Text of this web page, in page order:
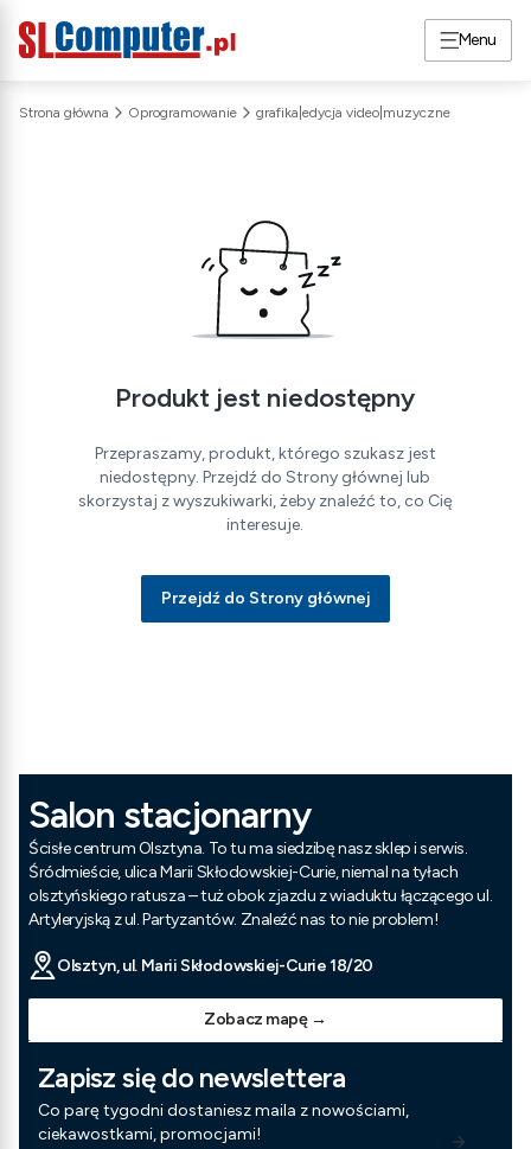
Menu
Strona główna Oprogramowanie grafika|edycja video|muzyczne
Produkt jest niedostępny
Przepraszamy, produkt, którego szukasz jest
niedostępny. Przejdź do Strony głównej lub
skorzystaj z wyszukiwarki, żeby znaleźć to, co Cię
interesuje.
Przejdź do Strony głównej
Salon stacjonarny
Ścisłe centrum Olsztyna. To tu ma siedzibę nasz sklep i serwis.
Śródmieście, ulica Marii Skłodowskiej-Curie, niemal na tyłach
olsztyńskiego ratusza – tuż obok zjazdu z wiaduktu łączącego ul.
Artyleryjską z ul. Partyzantów. Znaleźć nas to nie problem!
Olsztyn, ul. Marii Skłodowskiej-Curie 18/20
Zobacz mapę →
Zapisz się do newslettera
Co parę tygodni dostaniesz maila z nowościami,
ciekawostkami, promocjami!